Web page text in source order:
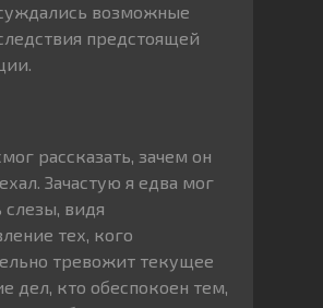
возможные
предстоящей
рассказать, зачем он
Зачастую я едва мог
слезы, видя
тех, кого
тревожит текущее
дел, кто обеспокоен тем,